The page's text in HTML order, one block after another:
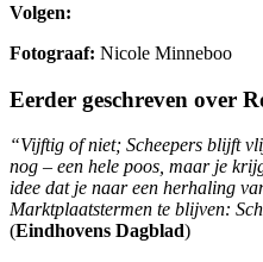
Volgen:
Fotograaf: Nicole Minneboo
Eerder geschreven over
“Vijftig of niet; Scheepers blijft
nog – een hele poos, maar je
idee dat je naar een herhaling
Marktplaatstermen te blijven:
(Eindhovens Dagblad)